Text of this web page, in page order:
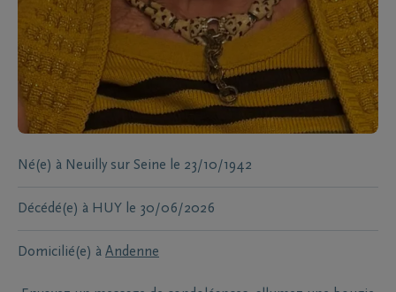
Né(e) à Neuilly sur Seine le 23/10/1942
Décédé(e) à HUY le 30/06/2026
Domicilié(e) à Andenne